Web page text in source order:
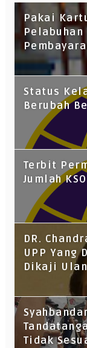
Pakai
Status
Berubah
Terbit
Jumlah
DR.
UPP Yang
Dikaji
Tidak